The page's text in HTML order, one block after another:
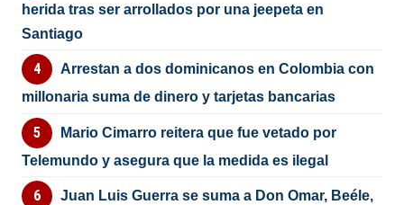
herida tras ser arrollados por una jeepeta en
Santiago
Arrestan a dos dominicanos en Colombia con
millonaria suma de dinero y tarjetas bancarias
Mario Cimarro reitera que fue vetado por
Telemundo y asegura que la medida es ilegal
Juan Luis Guerra se suma a Don Omar, Beéle,